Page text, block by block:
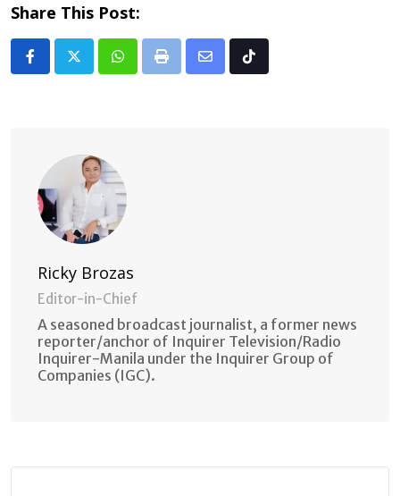
Share This Post:
Whatsapp
Print
Share Tiktok
Ricky Brozas
Editor-in-Chief
A seasoned broadcast journalist, a former news
reporter/anchor of Inquirer Television/Radio
Inquirer-Manila under the Inquirer Group of
Companies (IGC).